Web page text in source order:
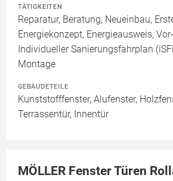
TÄTIGKEITEN
Reparatur, Beratung, Neueinbau,
Energiekonzept, Energieausweis,
Individueller Sanierungsfahrplan
Montage
GEBÄUDETEILE
Kunststofffenster, Alufenster,
Terrassentür, Innentür
MÖLLER Fenster Türen